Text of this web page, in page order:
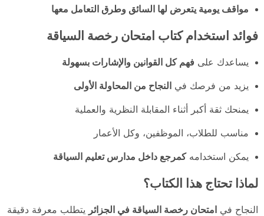
مواقف يومية يتعرض لها السائق وطرق التعامل معها
فوائد استخدام كتاب امتحان رخصة السياقة
يساعدك على فهم كل القوانين والإشارات بسهولة
يزيد من فرصك في النجاح من المحاولة الأولى
يمنحك ثقة أكبر أثناء المقابلة النظرية والعملية
مناسب للطلاب، الموظفين، وكل الأعمار
يمكن استخدامهكمرجع داخل مدارس تعليم السياقة
لماذا تحتاج هذا الكتاب؟
النجاح في امتحان رخصة السياقة في الجزائر يتطلب معرفة دقيقة